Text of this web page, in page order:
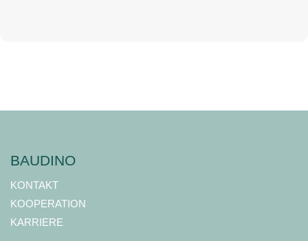
BAUDINO
KONTAKT
KOOPERATION
KARRIERE